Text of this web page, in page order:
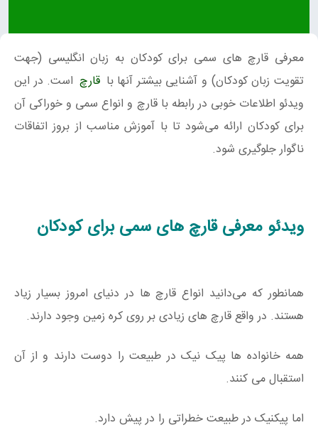
معرفی قارچ های سمی برای کودکان به زبان انگلیسی (جهت
تقویت زبان کودکان) و آشنایی بیشتر آنها با قارچ است. در این
ویدئو اطلاعات خوبی در رابطه با قارچ و انواع سمی و خوراکی آن
برای کودکان ارائه می‌شود تا با آموزش مناسب از بروز اتفاقات
ناگوار جلوگیری شود.
ویدئو معرفی قارچ های سمی برای کودکان
همانطور که می‌دانید انواع قارچ ها در دنیای امروز بسیار زیاد
هستند. در واقع قارچ های زیادی بر روی کره زمین وجود دارند.
همه خانواده ها پیک نیک در طبیعت را دوست دارند و از آن
استقبال می کنند.
اما پیکنیک در طبیعت خطراتی را در پیش دارد.